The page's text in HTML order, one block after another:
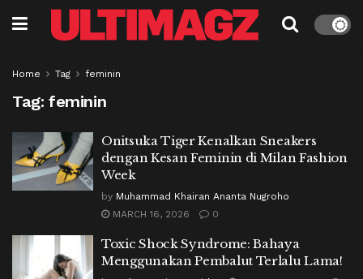
Home Tag feminin
Tag: feminin
Onitsuka Tiger Kenalkan Sneakers
dengan Kesan Feminin di Milan Fashion
Week
by Muhammad Khairan Ananta Nugroho
MARCH 16, 2026
0
Toxic Shock Syndrome: Bahaya
Menggunakan Pembalut Terlalu Lama!